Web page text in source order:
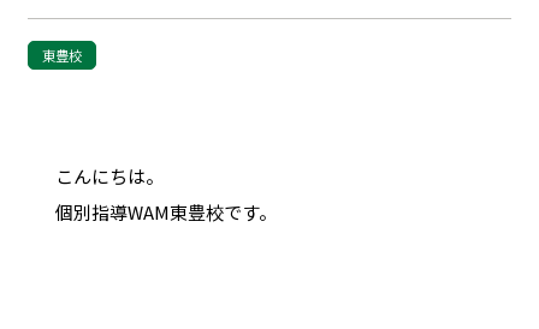
東豊校
こんにちは。
個別指導WAM東豊校です。